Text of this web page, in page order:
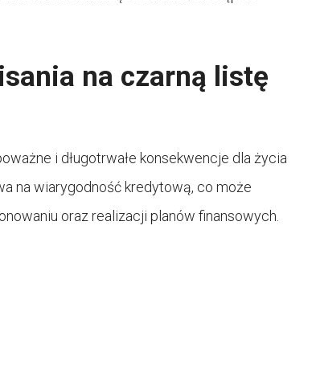
na czarną listę
i długotrwałe konsekwencje dla życia
na wiarygodność kredytową, co może
oraz realizacji planów finansowych.